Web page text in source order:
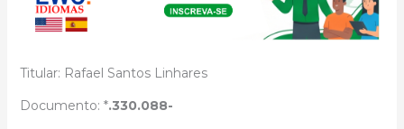
Titular: Rafael Santos Linhares
Documento: *.330.088-